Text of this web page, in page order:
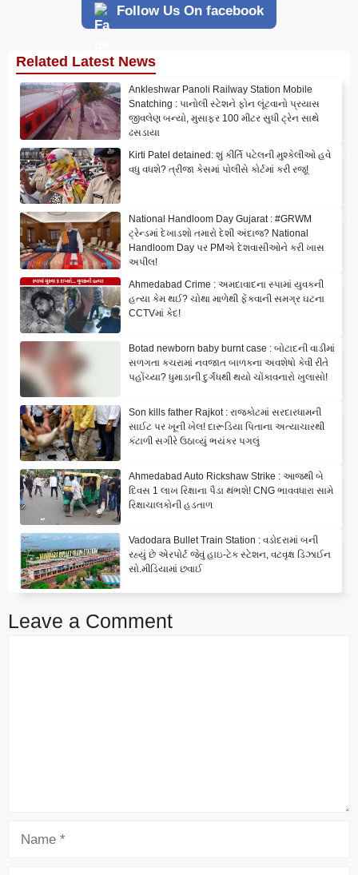
Follow Us On facebook
Related Latest News
Ankleshwar Panoli Railway Station Mobile
Snatching : પાનોલી સ્ટેશને ફોન લૂંટવાનો પ્રયાસ
જીવલેણ બન્યો, મુસાફર 100 મીટર સુધી ટ્રેન સાથે
ઢસડાયા
Kirti Patel detained: શું કીર્તિ પટેલની મુશ્કેલીઓ હવે
વધુ વધશે? ત્રીજા કેસમાં પોલીસે કોર્ટમાં કરી રજૂ!
National Handloom Day Gujarat : #GRWM
ટ્રેન્ડમાં દેખાડશો તમારો દેશી અંદાજ? National
Handloom Day પર PMએ દેશવાસીઓને કરી ખાસ
અપીલ!
Ahmedabad Crime : અમદાવાદના સ્પામાં યુવકની
હત્યા કેમ થઈ? ચોથા માળેથી ફેંકવાની સમગ્ર ઘટના
CCTVમાં કેદ!
Botad newborn baby burnt case : બોટાદની વાડીમાં
સળગતા કચરામાં નવજાત બાળકના અવશેષો કેવી રીતે
પહોંચ્યા? ધુમાડાની દુર્ગંધથી થયો ચોંકાવનારો ખુલાસો!
Son kills father Rajkot : રાજકોટમાં સરદારધામની
સાઈટ પર ખૂની ખેલ! દારૂડિયા પિતાના અત્યાચારથી
કંટાળી સગીરે ઉઠાવ્યું ભયંકર પગલું
Ahmedabad Auto Rickshaw Strike : આજથી બે
દિવસ 1 લાખ રિક્ષાના પૈડા થંભશે! CNG ભાવવધારા સામે
રિક્ષાચાલકોની હડતાળ
Vadodara Bullet Train Station : વડોદરામાં બની
રહ્યું છે એરપોર્ટ જેવું હાઇ-ટેક સ્ટેશન, વટવૃક્ષ ડિઝાઈન
સો.મીડિયામાં છવાઈ
Leave a Comment